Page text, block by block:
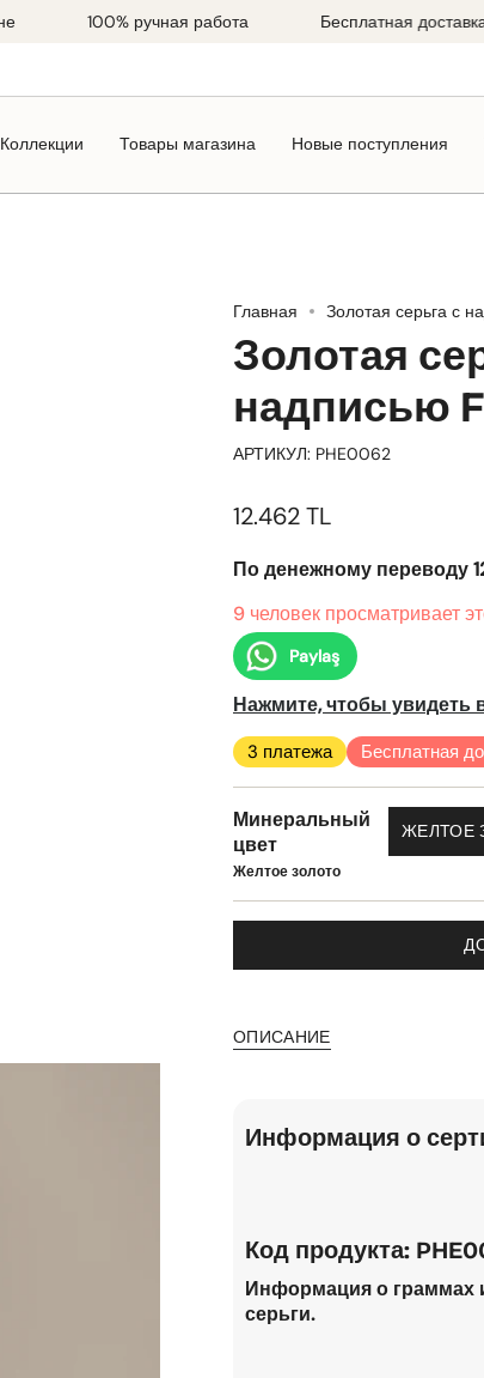
100% ручная работа Бесплатная доставка
Коллекции Товары магазина Новые поступления
Главная Золотая серьга с
Золотая
надписью
АРТИКУЛ: PHE0062
12.462 TL
По денежному переводу
9 человек просматривает
Paylaş
Нажмите, чтобы увидеть
3 платежа Бесплатная
Минеральный
цвет
Желтое золото
ЖЕЛТОЕ
ОПИСАНИЕ
Информация о
Код продукта:
Информация о граммах
серьги.